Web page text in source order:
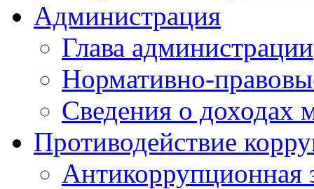
Администрация
Глава администрации
Нормативно-
Сведения о
Противодействие
Антикоррупционная